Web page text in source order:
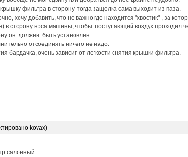
фильтра в сторону, тогда защелка сама выходит из паза.
хочу добавить, что не важно где находится "хвостик" , за
в сторону носа машины, чтобы поступающий воздух проходил
он должен быть установлен.
отсоединять ничего не надо.
бардачка, очень зависит от легкости снятия крышки фильтра.
kovax)
салонный.